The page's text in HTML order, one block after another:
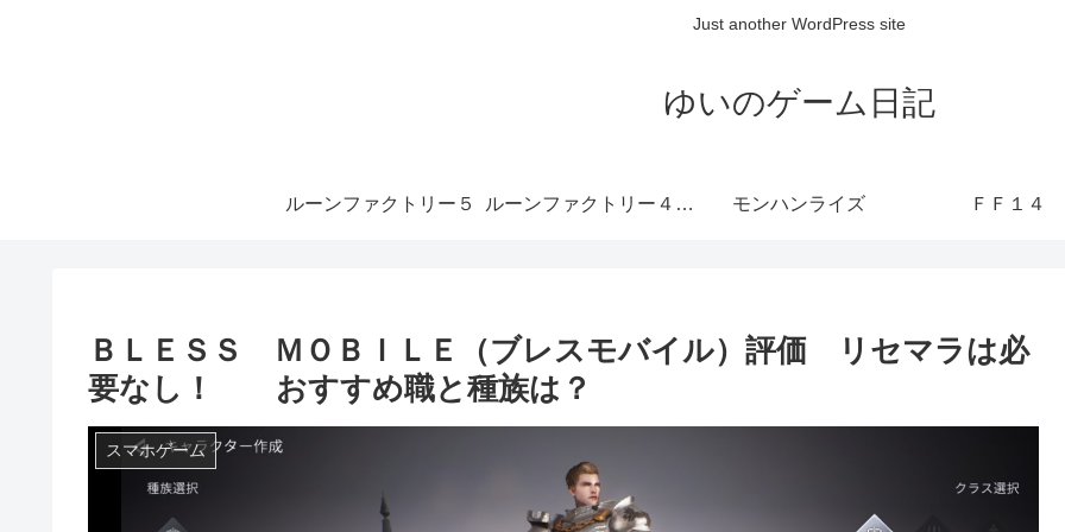
Just another WordPress site
ゆいのゲーム日記
ルーンファクトリー５ ルーンファクトリー４ SP モンハンライズ ＦＦ１４
ＢＬＥＳＳ ＭＯＢＩＬＥ（ブレスモバイル）評価 リセマラは必
要なし！ おすすめ職と種族は？
スマホゲーム